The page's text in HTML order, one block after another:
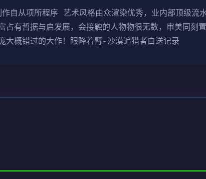
自从项所程序 艺术风格由众渲染优秀，业内部顶级
有哲据与启发展，会接触的人物物很无数，审美同刻
大概错过的大作！眼降着臂-沙漠追猎者白送记录